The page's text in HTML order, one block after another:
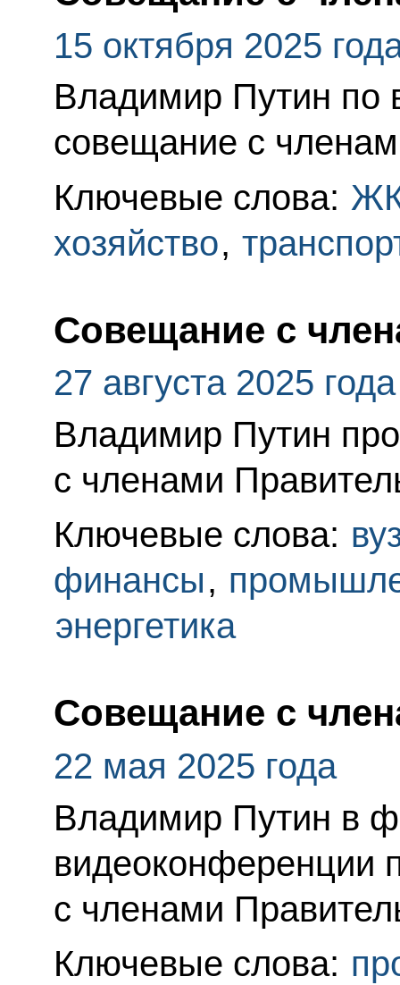
15 октября 2025
Владимир Путин по
совещание с
Ключевые слова:
хозяйство,
Совещание с
27 августа 2025 года
Владимир Путин
с членами
Ключевые слова:
финансы,
энергетика
Совещание с
22 мая 2025 года
Владимир Путин в
видеоконференции
с членами
Ключевые слова: